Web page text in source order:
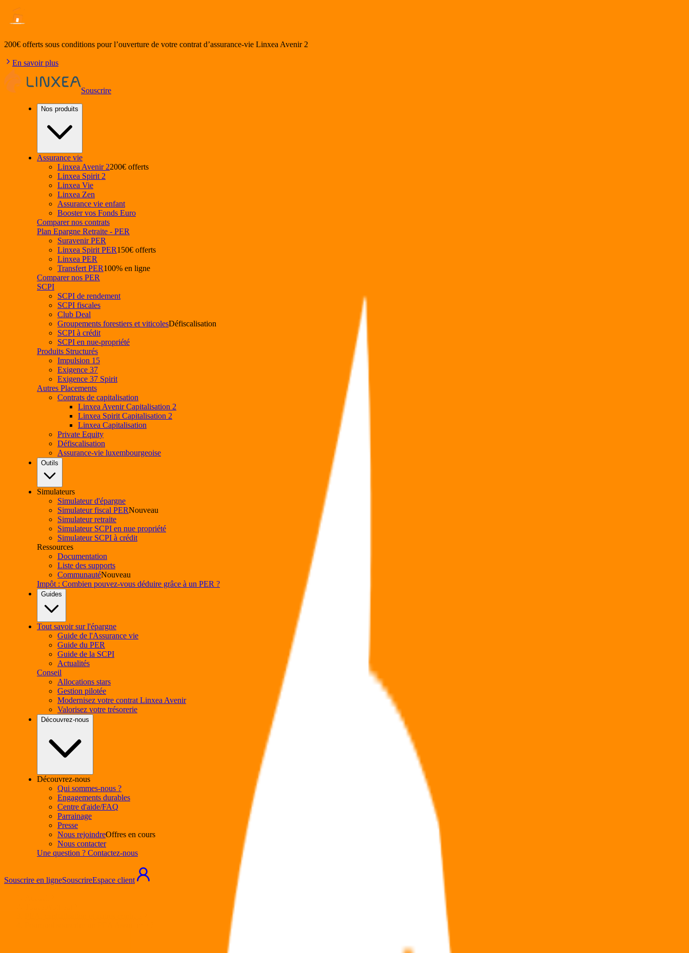
200€ offerts sous conditions pour l’ouverture de votre contrat d’assurance-vie Linxea Avenir 2
En savoir plus
Souscrire
Nos produits
Assurance vie
Linxea Avenir 2200€ offerts
Linxea Spirit 2
Linxea Vie
Linxea Zen
Assurance vie enfant
Booster vos Fonds Euro
Comparer nos contrats
Plan Epargne Retraite - PER
Suravenir PER
Linxea Spirit PER150€ offerts
Linxea PER
Transfert PER100% en ligne
Comparer nos PER
SCPI
SCPI de rendement
SCPI fiscales
Club Deal
Groupements forestiers et viticolesDéfiscalisation
SCPI à crédit
SCPI en nue-propriété
Produits Structurés
Impulsion 15
Exigence 37
Exigence 37 Spirit
Autres Placements
Contrats de capitalisation
Linxea Avenir Capitalisation 2
Linxea Spirit Capitalisation 2
Linxea Capitalisation
Private Equity
Défiscalisation
Assurance-vie luxembourgeoise
Outils
Simulateurs
Simulateur d'épargne
Simulateur fiscal PERNouveau
Simulateur retraite
Simulateur SCPI en nue propriété
Simulateur SCPI à crédit
Ressources
Documentation
Liste des supports
CommunautéNouveau
Impôt : Combien pouvez-vous déduire grâce à un PER ?
Guides
Tout savoir sur l'épargne
Guide de l'Assurance vie
Guide du PER
Guide de la SCPI
Actualités
Conseil
Allocations stars
Gestion pilotée
Modernisez votre contrat Linxea Avenir
Valorisez votre trésorerie
Découvrez-nous
Découvrez-nous
Qui sommes-nous ?
Engagements durables
Centre d'aide/FAQ
Parrainage
Presse
Nous rejoindreOffres en cours
Nous contacter
Une question ? Contactez-nous
Souscrire en ligneSouscrireEspace client